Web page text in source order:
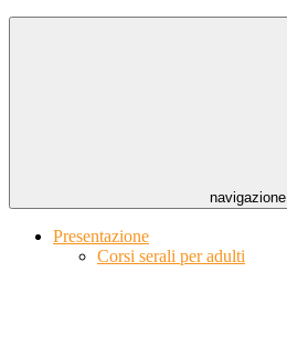
navigazione
Presentazione
Corsi serali per adulti